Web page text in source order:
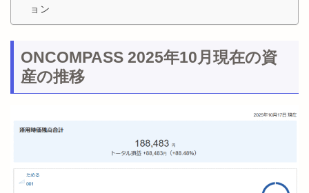
ョン
ONCOMPASS 2025年10月現在の資
産の推移